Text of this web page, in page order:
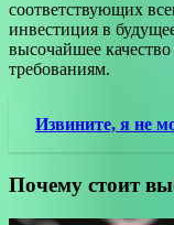
соответствующих
инвестиция в
высочайшее
требованиям.
Извините, я не
Почему стоит